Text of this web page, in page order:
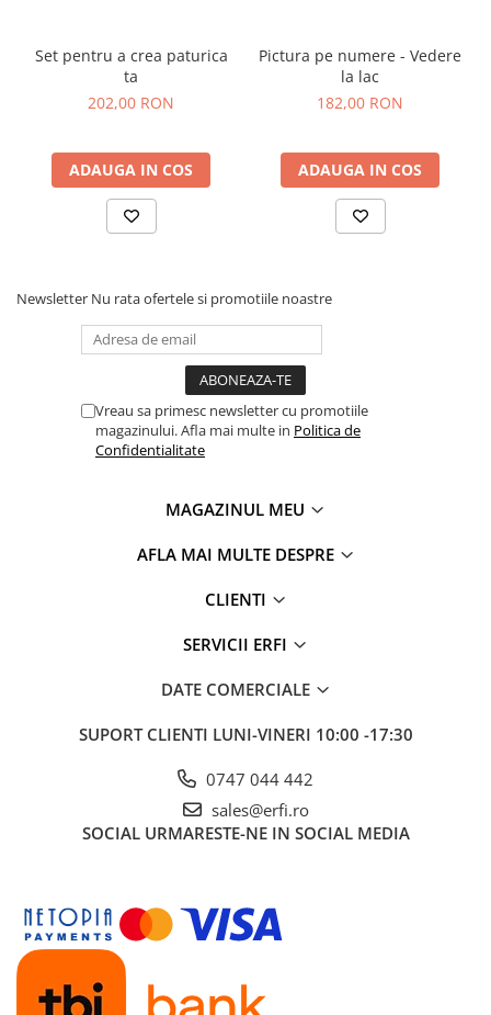
Set pentru a crea paturica
ta
202,00 RON
ADAUGA IN COS
Pictura pe numere - Vedere
la lac
182,00 RON
ADAUGA IN COS
Newsletter Nu rata ofertele si promotiile noastre
Vreau sa primesc newsletter cu promotiile
magazinului. Afla mai multe in Politica de
Confidentialitate
MAGAZINUL MEU
AFLA MAI MULTE DESPRE
CLIENTI
SERVICII ERFI
DATE COMERCIALE
SUPORT CLIENTI LUNI-VINERI 10:00 -17:30
0747 044 442
sales@erfi.ro
SOCIAL URMARESTE-NE IN SOCIAL MEDIA